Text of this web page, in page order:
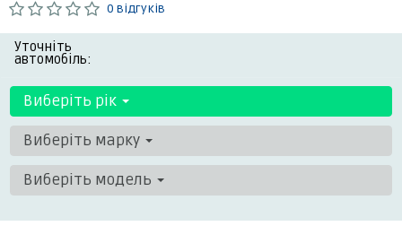
0 відгуків
Уточніть
автомобіль:
Виберіть рік
Виберіть марку
Виберіть модель